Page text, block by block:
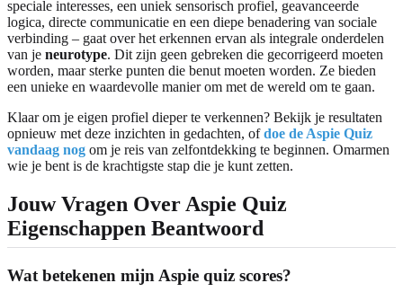
speciale interesses, een uniek sensorisch profiel, geavanceerde
logica, directe communicatie en een diepe benadering van sociale
verbinding – gaat over het erkennen ervan als integrale onderdelen
van je neurotype. Dit zijn geen gebreken die gecorrigeerd moeten
worden, maar sterke punten die benut moeten worden. Ze bieden
een unieke en waardevolle manier om met de wereld om te gaan.
Klaar om je eigen profiel dieper te verkennen? Bekijk je resultaten
opnieuw met deze inzichten in gedachten, ofdoe de Aspie Quiz
vandaag nog om je reis van zelfontdekking te beginnen. Omarmen
wie je bent is de krachtigste stap die je kunt zetten.
Jouw Vragen Over Aspie Quiz
Eigenschappen Beantwoord
Wat betekenen mijn Aspie quiz scores?